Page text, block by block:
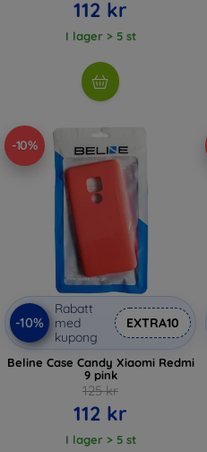
112 kr
I lager > 5 st
-10%
-10%
Rabatt
med
kupong
EXTRA10
Beline Case Candy Xiaomi Redmi
9 pink
125 kr
112 kr
I lager > 5 st